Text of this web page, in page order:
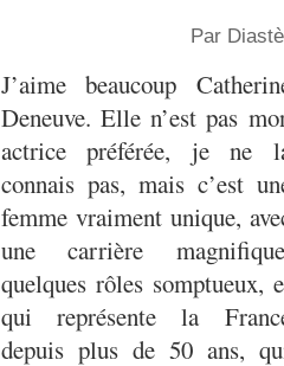
Par
J’aime beaucoup
Deneuve. Elle n’est pas
actrice préférée, je ne
connais pas, mais c’est
femme vraiment unique,
une carrière
quelques rôles somptueux,
qui représente la
depuis plus de 50 ans,